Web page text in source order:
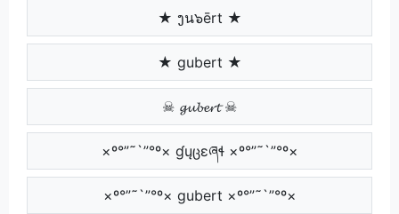
★ ງน๖ērt ★
★ gubert ★
☠ 𝓰𝓾𝓫𝓮𝓻𝓽 ☠
×º°”˜`”°º× ɠųცɛཞɬ ×º°”˜`”°º×
×º°”˜`”°º× gubert ×º°”˜`”°º×